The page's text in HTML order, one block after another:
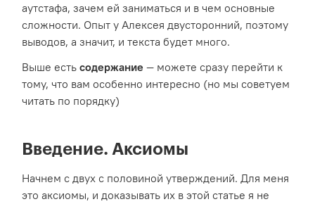
аутстафа, зачем ей заниматься и в чем основные
сложности. Опыт у Алексея двусторонний, поэтому
выводов, а значит, и текста будет много.
Выше естьсодержание — можете сразу перейти к
тому, что вам особенно интересно (но мы советуем
читать по порядку)
Введение. Аксиомы
Начнем с двух с половиной утверждений. Для меня
это аксиомы, и доказывать их в этой статье я не